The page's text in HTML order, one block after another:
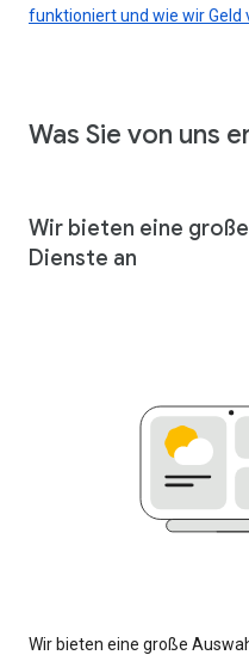
funktioniert und wie wir Geld
Was Sie von uns
Wir bieten eine
Dienste an
Wir bieten eine große